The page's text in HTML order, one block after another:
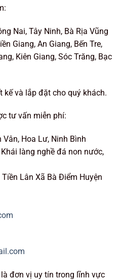
Nai, Tây Ninh, Bà Rịa Vũng
Giang, An Giang, Bến Tre,
Kiên Giang, Sóc Trăng, Bạc
và lắp đặt cho quý khách.
tư vấn miễn phí:
Hoa Lư, Ninh Bình
làng nghề đá non nước,
Lân Xã Bà Điểm Huyện
đơn vị uy tín trong lĩnh vực